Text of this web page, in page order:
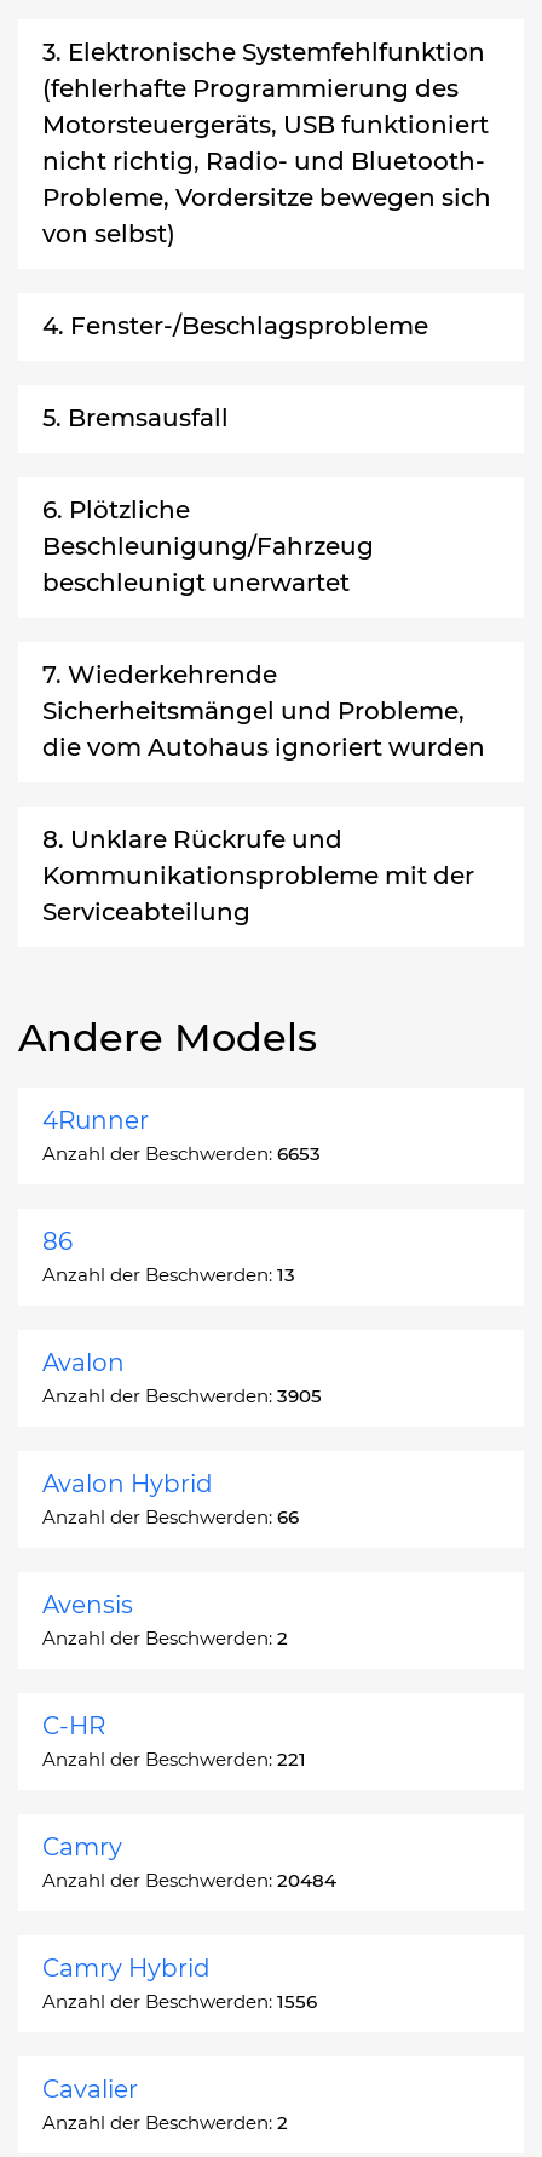
3. Elektronische Systemfehlfunktion
(fehlerhafte Programmierung des
Motorsteuergeräts, USB funktioniert
nicht richtig, Radio- und Bluetooth-
Probleme, Vordersitze bewegen sich
von selbst)
4. Fenster-/Beschlagsprobleme
5. Bremsausfall
6. Plötzliche
Beschleunigung/Fahrzeug
beschleunigt unerwartet
7. Wiederkehrende
Sicherheitsmängel und Probleme,
die vom Autohaus ignoriert wurden
8. Unklare Rückrufe und
Kommunikationsprobleme mit der
Serviceabteilung
Andere Models
4Runner
Anzahl der Beschwerden: 6653
86
Anzahl der Beschwerden: 13
Avalon
Anzahl der Beschwerden: 3905
Avalon Hybrid
Anzahl der Beschwerden: 66
Avensis
Anzahl der Beschwerden: 2
C-HR
Anzahl der Beschwerden: 221
Camry
Anzahl der Beschwerden: 20484
Camry Hybrid
Anzahl der Beschwerden: 1556
Cavalier
Anzahl der Beschwerden: 2